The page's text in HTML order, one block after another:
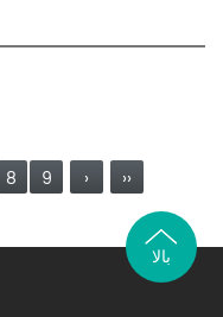
8 9 › ››
بالا